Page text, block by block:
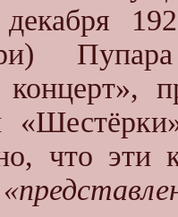
что эти